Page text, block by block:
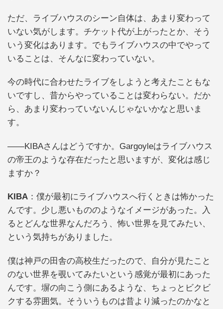
ただ、ライブハウスのシーン自体は、あまり変わって
いない気がします。チケット代が上がったとか、そう
いう変化はあります。でもライブハウスの中でやって
いることは、そんなに変わっていない。
今の時代に合わせたライブをしようと考えたこともな
いですし、昔からやっていることは変わらない。だか
ら、あまり変わっていないんじゃないかなと思いま
す。
――KIBAさんはどうですか。Gargoyleはライブハウス
の帝王のような存在だったと思いますが、変化は感じ
ますか？
KIBA ：僕が最初にライブハウスへ行くときは怖かった
んです。少し悪いもののようなイメージがあった。入
るとどんな世界なんだろう、怖い世界を見てみたい、
という気持ちがありました。
僕は神戸の田舎の高校生だったので、自分が見たこと
のない世界を覗いてみたいという感覚が最初にあった
んです。塀の向こう側にあるような、ちょっとビクビ
クする雰囲気。そういうものは昔より減ったのかなと